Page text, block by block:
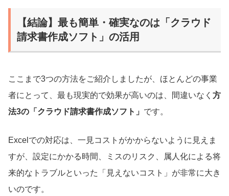
【結論】最も簡単・確実なのは「クラウド
請求書作成ソフト」の活用
ここまで3つの方法をご紹介しましたが、ほとんどの事業
者にとって、最も現実的で効果が高いのは、間違いなく 方
法3の「クラウド請求書作成ソフト」 です。
Excelでの対応は、一見コストがかからないように見えま
すが、設定にかかる時間、ミスのリスク、属人化による将
来的なトラブルといった「見えないコスト」が非常に大き
いのです。